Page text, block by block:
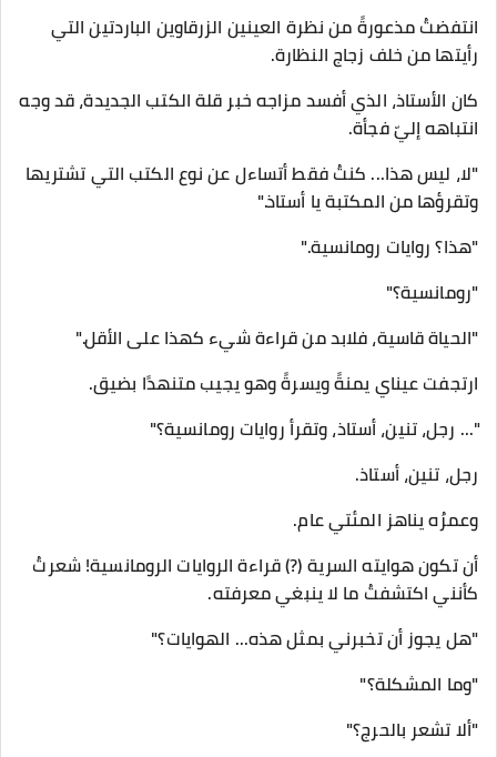
انتفضتُ مذعورةً من نظرة العينين الزرقاوين الباردتين التي
رأيتها من خلف زجاج النظارة.
كان الأستاذ، الذي أفسد مزاجه خبر قلة الكتب الجديدة، قد وجه
انتباهه إليّ فجأة.
"لا، ليس هذا... كنتُ فقط أتساءل عن نوع الكتب التي تشتريها
وتقرؤها من المكتبة يا أستاذ."
"هذا؟ روايات رومانسية."
"رومانسية؟"
"الحياة قاسية، فلابد من قراءة شيء كهذا على الأقل."
ارتجفت عيناي يمنةً ويسرةً وهو يجيب متنهدًا بضيق.
"... رجل، تنين، أستاذ، وتقرأ روايات رومانسية؟"
رجل، تنين، أستاذ.
وعمرُه يناهز المئتي عام.
أن تكون هوايته السرية (?) قراءة الروايات الرومانسية! شعرتُ
كأنني اكتشفتُ ما لا ينبغي معرفته.
"هل يجوز أن تخبرني بمثل هذه... الهوايات؟"
"وما المشكلة؟"
"ألا تشعر بالحرج؟"